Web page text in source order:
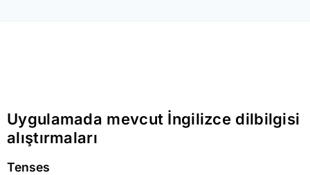
Uygulamada mevcut İngilizce dilbilgisi
alıştırmaları
Tenses